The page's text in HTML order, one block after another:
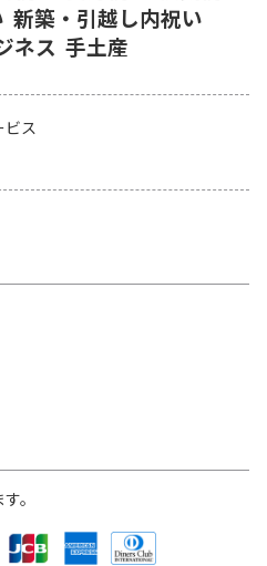
新築・引越し内祝い
ネス 手土産
ビス
。